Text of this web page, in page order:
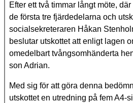
Efter ett två timmar långt möte,
de första tre fjärdedelarna och
socialsekreteraren Håkan
beslutar utskottet att enligt lagen
omedelbart tvångsomhänderta
son Adrian.
Med sig för att göra denna
utskottet en utredning på fem A4-